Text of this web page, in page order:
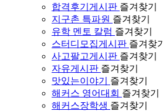
합격후기게시판 즐겨찾기
지구촌 특파원 즐겨찾기
유학 멘토 칼럼 즐겨찾기
스터디모집게시판 즐겨찾기
사고팔고게시판 즐겨찾기
자유게시판 즐겨찾기
맛있는이야기
즐겨찾기
해커스 영어대회 즐겨찾기
해커스장학생 즐겨찾기